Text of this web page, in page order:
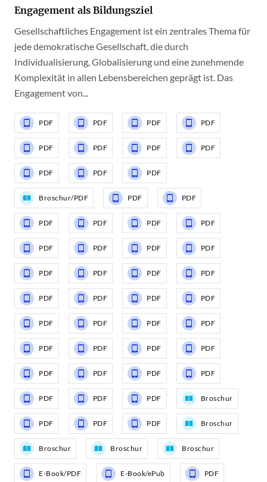
Engagement als Bildungsziel
Gesellschaftliches Engagement ist ein zentrales Thema für
jede demokratische Gesellschaft, die durch
Individualisierung, Globalisierung und eine zunehmende
Komplexität in allen Lebensbereichen geprägt ist. Das
Engagement von...
PDF PDF PDF PDF
PDF PDF PDF PDF
PDF PDF PDF
Broschur/PDF PDF PDF
PDF PDF PDF PDF
PDF PDF PDF PDF
PDF PDF PDF PDF
PDF PDF PDF PDF
PDF PDF PDF PDF
PDF PDF PDF PDF
PDF PDF PDF PDF
PDF PDF PDF Broschur
PDF PDF PDF Broschur
Broschur Broschur Broschur
E-Book/PDF E-Book/ePub PDF